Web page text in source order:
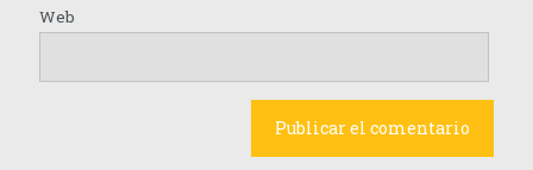
Web